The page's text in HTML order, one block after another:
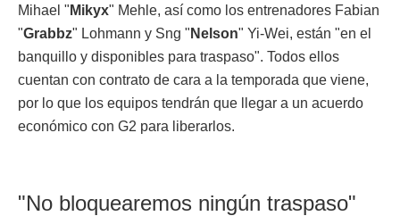
Mihael " Mikyx" Mehle, así como los entrenadores Fabian
"Grabbz" Lohmann y Sng " Nelson" Yi-Wei, están "en el
banquillo y disponibles para traspaso". Todos ellos
cuentan con contrato de cara a la temporada que viene,
por lo que los equipos tendrán que llegar a un acuerdo
económico con G2 para liberarlos.
"No bloquearemos ningún traspaso"